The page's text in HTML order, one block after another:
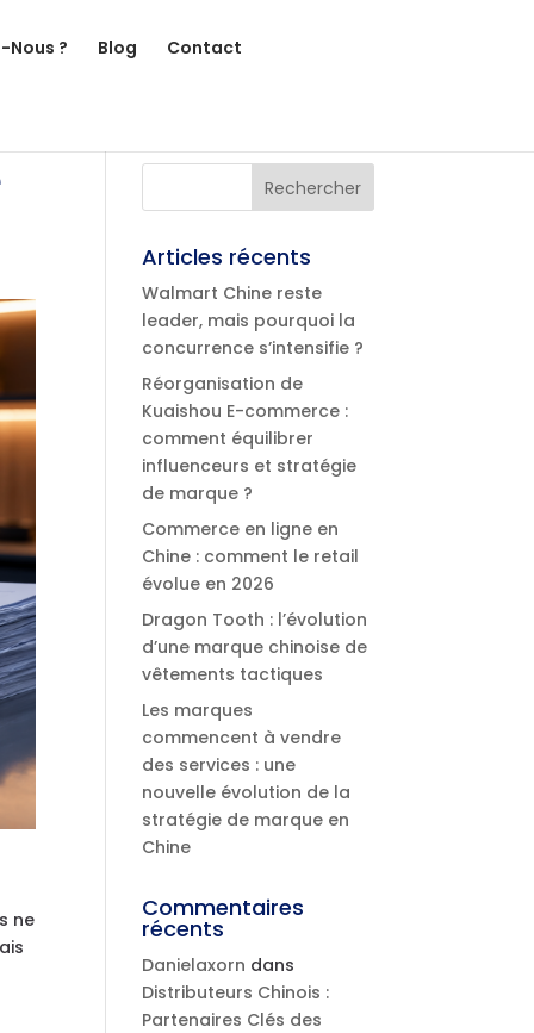
Nous ? Blog Contact
ne
Articles récents
Walmart Chine reste
leader, mais pourquoi la
concurrence s’intensifie ?
Réorganisation de
Kuaishou E-commerce :
comment équilibrer
influenceurs et stratégie
de marque ?
Commerce en ligne en
Chine : comment le retail
évolue en 2026
Dragon Tooth : l’évolution
d’une marque chinoise de
vêtements tactiques
Les marques
commencent à vendre
des services : une
nouvelle évolution de la
stratégie de marque en
Chine
Commentaires
récents
Danielaxorn dans
Distributeurs Chinois :
Partenaires Clés des